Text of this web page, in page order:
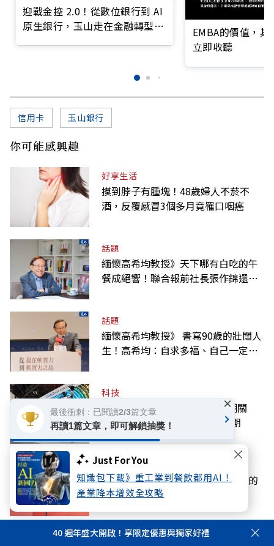
Just For You
知識包下載》重工業到餐飲都用AI！
產業降本增效全攻略
迎戰金控 2.0！從數位銀行到 AI
原生銀行，玉山走在金融轉型最
EMBA的價值，
立即收聽
信用卡 玉山銀行
你可能感興趣
好享生活
摸到脖子有腫塊！48歲婦人不菸不
酒，反覆感冒3個多月竟罹口咽癌
話題
緬懷高希均教授》天下哪有白吃的午
餐成絕響！聯合報前社長張作錦還原
話題
緬懷高希均教授》 書寫90歲的壯闊人
生！高希均：自求多福、自己一定要
科技
黃仁勳點名機器人是下波AI浪潮關
鍵！這兩家台廠2027年迎爆發期
話題
現代文明的歸宿，報國書生高希均的
最後心願：和平幸福
國際
40 週年盛大開啟！享限定優惠與獨家好禮
最後衝刺：已閱讀2/3篇文章
再讀1篇文章，即可解鎖抽獎！
×